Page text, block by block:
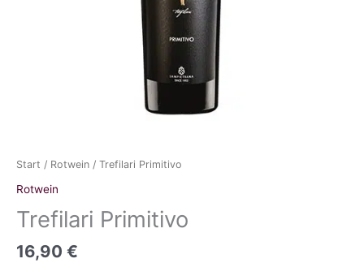
Start / Rotwein / Trefilari Primitivo
Rotwein
Trefilari Primitivo
16,90 €